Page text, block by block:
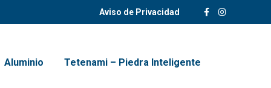
Aviso de Privacidad
Aluminio Tetenami – Piedra Inteligente